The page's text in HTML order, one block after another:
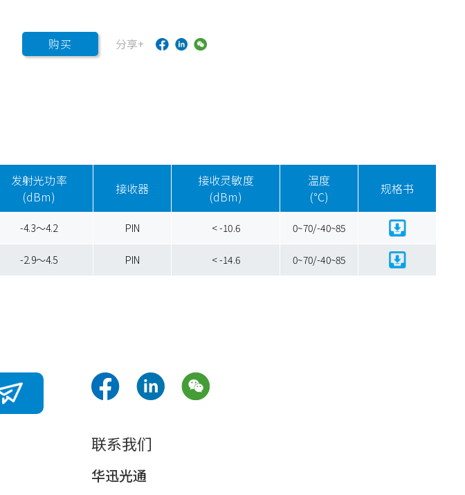
购买 分享+
发射光功率
(dBm)
接收器
接收灵敏度
(dBm)
温度
(℃)
规格书
-4.3～4.2 PIN < -10.6 0~70/-40~85
-2.9～4.5 PIN < -14.6 0~70/-40~85
联系我们
华迅光通